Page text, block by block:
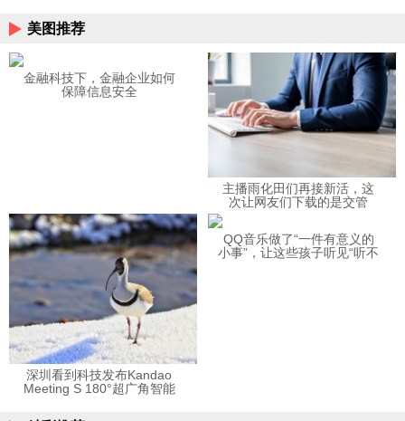
美图推荐
金融科技下，金融企业如何
保障信息安全
主播雨化田们再接新活，这
次让网友们下载的是交管
深圳看到科技发布Kandao
Meeting S 180°超广角智能
QQ音乐做了“一件有意义的
小事”，让这些孩子听见“听不